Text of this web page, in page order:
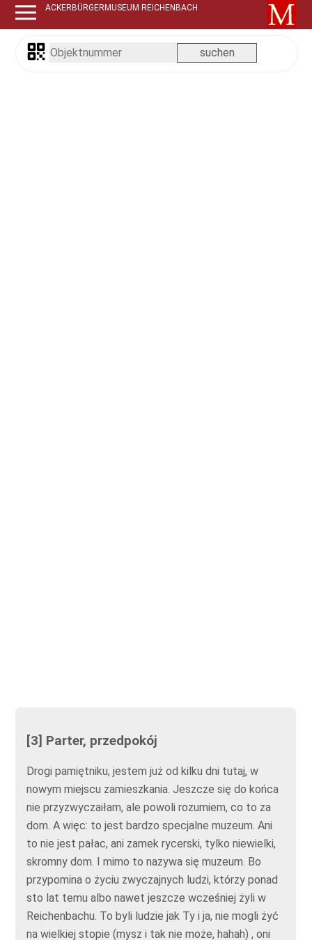
ACKERBÜRGERMUSEUM REICHENBACH
[3] Parter, przedpokój
Drogi pamiętniku, jestem już od kilku dni tutaj, w
nowym miejscu zamieszkania. Jeszcze się do końca
nie przyzwyczaiłam, ale powoli rozumiem, co to za
dom. A więc: to jest bardzo specjalne muzeum. Ani
to nie jest pałac, ani zamek rycerski, tylko niewielki,
skromny dom. I mimo to nazywa się muzeum. Bo
przypomina o życiu zwyczajnych ludzi, którzy ponad
sto lat temu albo nawet jeszcze wcześniej żyli w
Reichenbachu. To byli ludzie jak Ty i ja, nie mogli żyć
na wielkiej stopie (mysz i tak nie może, hahah) , oni